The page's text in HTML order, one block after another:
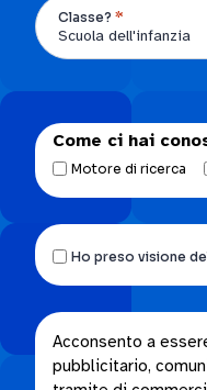
Classe? *
Come ci hai
Motore di ricerca
Ho
preso
visione
dell’Informativa
privacy.
Ho preso visione
Acconsento
a
Acconsento a
pubblicitario,